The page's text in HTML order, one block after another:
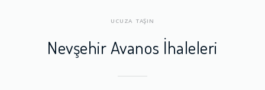
UCUZA TAŞIN
Nevşehir Avanos İhaleleri